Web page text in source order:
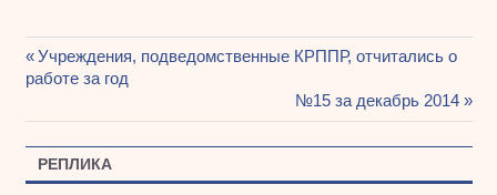
Навигация
по
записям
Предыдущая
запись:
Учреждения, подведомственные КРППР, отчитались о
работе за год
Следующая
запись:
№15 за декабрь 2014
РЕПЛИКА